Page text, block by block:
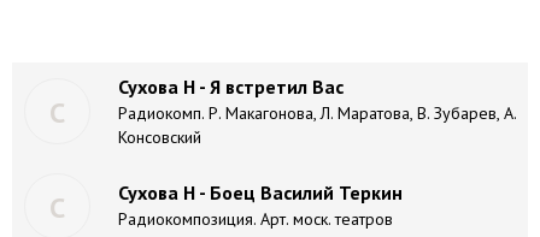
С
Сухова Н - Я встретил Вас
Радиокомп. Р. Макагонова, Л. Маратова, В. Зубарев, А.
Консовский
С Сухова Н - Боец Василий Теркин
Радиокомпозиция. Арт. моск. театров